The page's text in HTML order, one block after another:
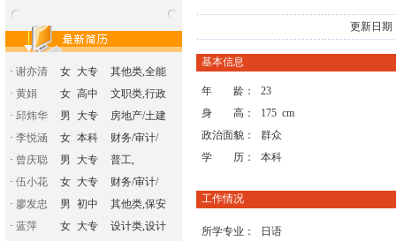
· 谢亦清 女 大专
其他类,全能
· 黄娟 女 高中
文职类,行政
· 邱炜华 男 大专
房地产/土建
· 李悦涵 女 本科
财务/审计/
· 曾庆聪 男 大专
普工,
· 伍小花 女 大专
财务/审计/
· 廖发忠 男 初中
其他类,保安
· 蓝萍 女 大专
设计类,设计
更新日
基本信息
年 龄：
23
身 高：
175 cm
政治面貌：
群众
学 历：
本科
工作情况
所学专业： 日语